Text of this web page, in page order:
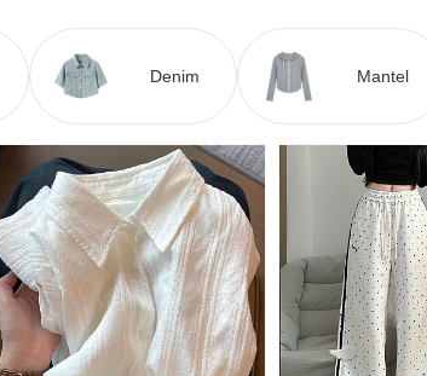
Denim Mantel